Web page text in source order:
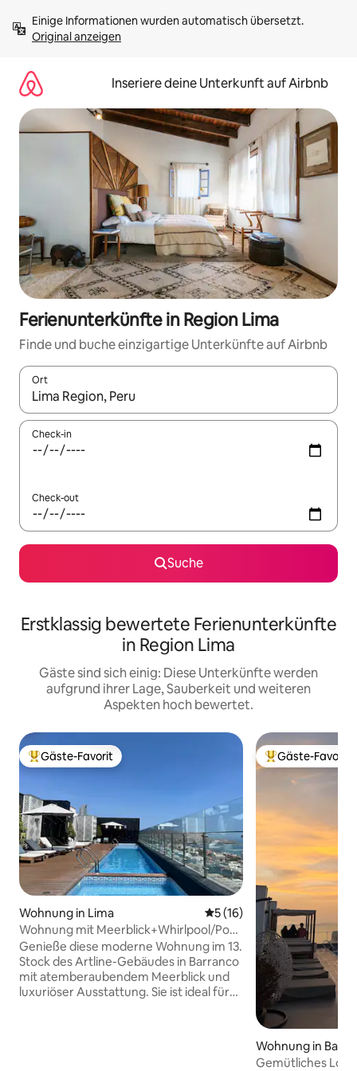
Inhalten
springenOriginal anzeigen
Inseriere deine Unterkunft auf Airbnb
Ferienunterkünfte in Region Lima
Finde und buche einzigartige Unterkünfte auf Airbnb
Ort
Wenn Ergebnisse verfügbar sind, navigiere mit den
Check-in
Check-out
Suche
Erstklassig bewertete Ferienunterkünfte
in Region Lima
Gäste sind sich einig: Diese Unterkünfte werden
aufgrund ihrer Lage, Sauberkeit und weiteren
Aspekten hoch bewertet.
Beliebter Gäste-Favorit.
Gäste-Favorit
Wohnung in Lima Durchschnittliche
5 (16)
Wohnung mit Meerblick+Whirlpool/Pool
in Barranco
Genieße diese moderne Wohnung im 13.
Stock des Artline-Gebäudes in Barranco
mit atemberaubendem Meerblick und
luxuriöser Ausstattung. Sie ist ideal für
Beliebter Gäste-
Gäste-Favorit
Wohnung in
Gemütliches Loft